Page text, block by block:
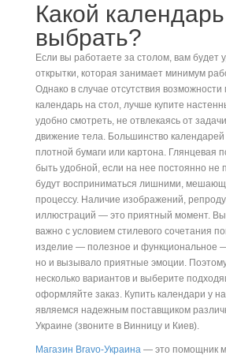
Какой календарь
выбрать?
Если вы работаете за столом, вам будет
открытки, которая занимает минимум
Однако в случае отсутствия возможности
календарь на стол, лучше купите
удобно смотреть, не отвлекаясь от
движение тела. Большинство календарей
плотной бумаги или картона. Глянцевая
быть удобной, если на нее постоянно не
будут восприниматься лишними,
процессу. Наличие изображений,
иллюстраций — это приятный момент.
важно с условием стилевого сочетания
изделие — полезное и функциональное
но и вызывало приятные эмоции.
несколько вариантов и выберите
оформляйте заказ. Купить календари у
являемся надежным поставщиком
Украине (звоните в Винницу и Киев).
Магазин Bravo-Украина — это помощник